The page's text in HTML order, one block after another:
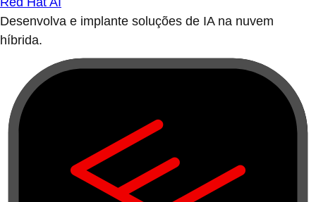
Desenvolva e implante soluções de IA na nuvem
híbrida.